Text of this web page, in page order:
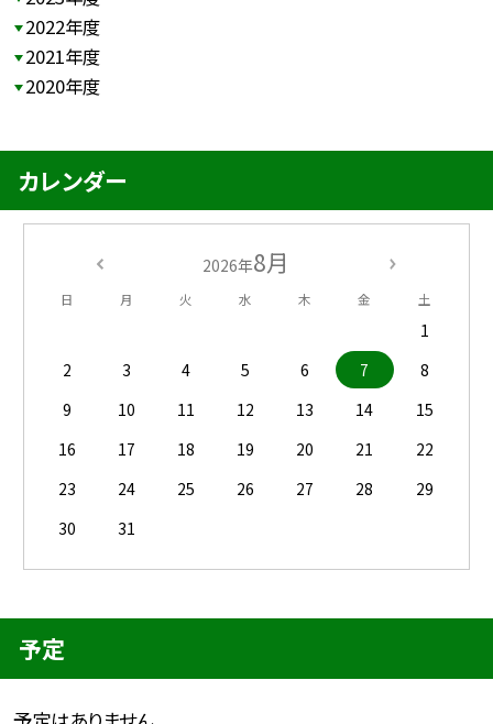
2022年度
2021年度
2020年度
カレンダー
2026年8月
日 月 火 水 木 金 土
1
2
3 4 5 6 7
8
9
10 11 12 13 14
15
16
17 18 19 20 21
22
23
24 25 26 27 28
29
30
31
予定